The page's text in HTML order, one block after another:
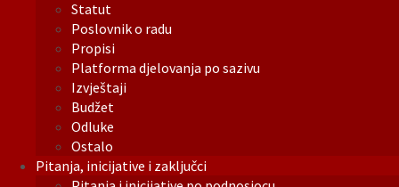
Statut
Poslovnik o radu
Propisi
Platforma djelovanja po sazivu
Izvještaji
Budžet
Odluke
Ostalo
Pitanja, inicijative i zaključci